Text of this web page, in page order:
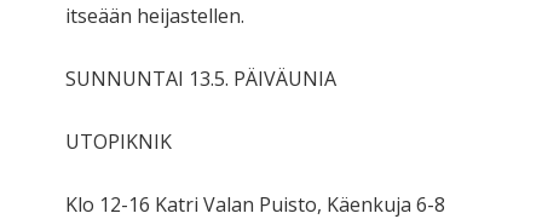
itseään heijastellen.
SUNNUNTAI 13.5. PÄIVÄUNIA
UTOPIKNIK
Klo 12-16 Katri Valan Puisto, Käenkuja 6-8